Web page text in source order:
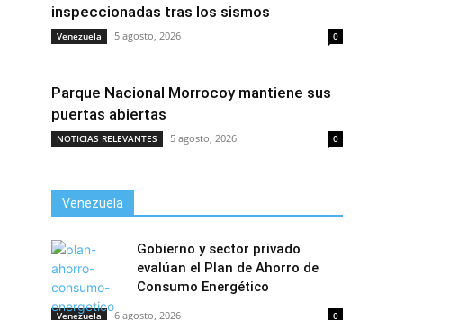
inspeccionadas tras los sismos
Venezuela 5 agosto, 2026 0
Parque Nacional Morrocoy mantiene sus
puertas abiertas
NOTICIAS RELEVANTES 5 agosto, 2026 0
Venezuela
Gobierno y sector privado
evalúan el Plan de Ahorro de
Consumo Energético
Venezuela 6 agosto, 2026 0